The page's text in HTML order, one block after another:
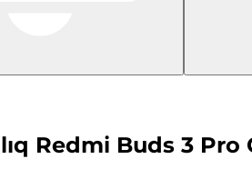
Redmi Buds 3